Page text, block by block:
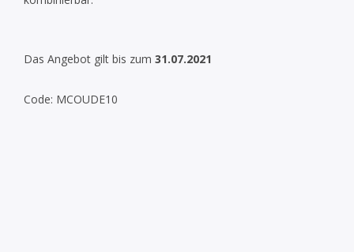
Das Angebot gilt bis zum 31.07.2021
Code: MCOUDE10